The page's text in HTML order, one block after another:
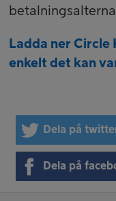
Ladda ner Circle
enkelt det kan
Dela på
Dela på